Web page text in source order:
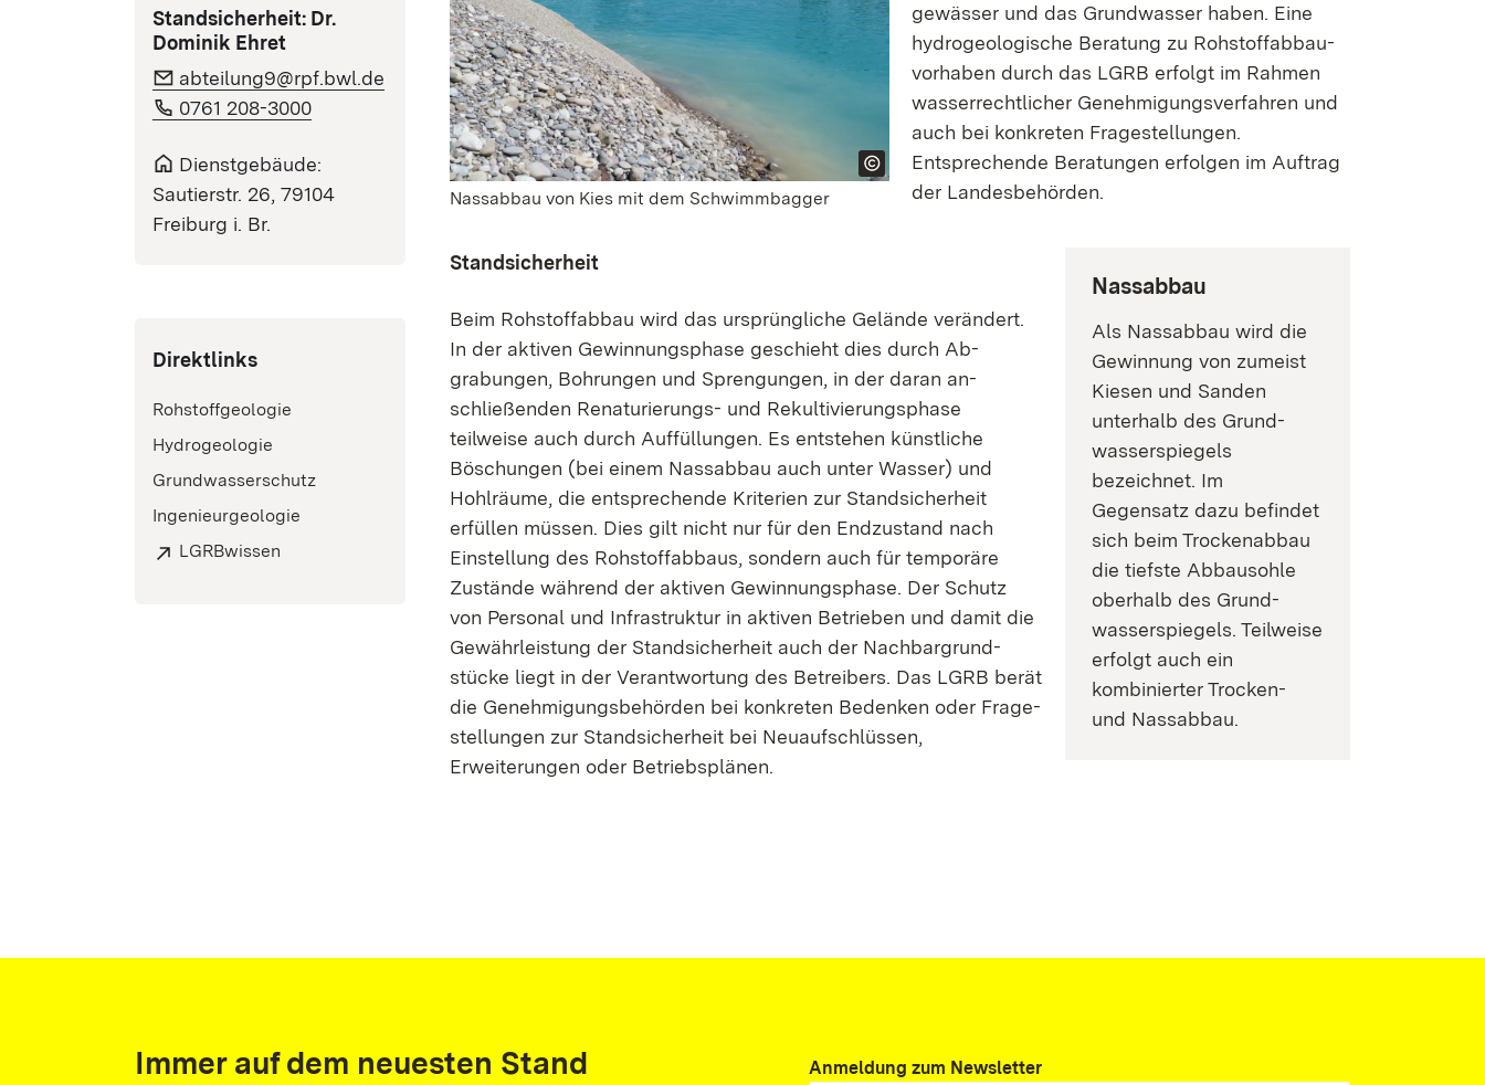
Standsicherheit: Dr.
Dominik Ehret
abteilung9@rpf.bwl.de
0761 208-3000
Dienstgebäude:
Sautierstr. 26, 79104
Freiburg i. Br.
Direktlinks
Rohstoffgeologie
Hydrogeologie
Grundwasserschutz
Ingenieurgeologie
LGRBwissen
Nassabbau von Kies mit dem Schwimmbagger
gewässer und das Grund­wasser haben. Eine
hydro­geologische Beratung zu Rohstoff­­abbau­­
vorhaben durch das LGRB erfolgt im Rahmen
wasser­rechtlicher Genehmigungs­verfahren und
auch bei konkreten Frage­stellungen.
Entsprechende Beratungen erfolgen im Auftrag
der Landes­behörden.
Standsicherheit
Beim Rohstoff­abbau wird das ursprüngliche Gelände verändert.
In der aktiven Gewinnungs­­phase geschieht dies durch Ab­
grabungen, Bohrungen und Sprengungen, in der daran an­
schließenden Renatu­­rierungs- und Rekulti­­­­vie­­rungs­­­­­phase
teilweise auch durch Auf­füllungen. Es entstehen künstliche
Böschungen (bei einem Nass­­abbau auch unter Wasser) und
Hohlräume, die entsprechende Kriterien zur Stand­­­­­­sicherheit
erfüllen müssen. Dies gilt nicht nur für den End­zustand nach
Einstellung des Rohstoff­­­abbaus, sondern auch für temporäre
Zustände während der aktiven Gewinnungs­­­­­phase. Der Schutz
von Personal und Infra­struktur in aktiven Betrieben und damit die
Gewähr­­leistung der Stand­sicherheit auch der Nach­bar­­­­­­­­grund­­­
stücke liegt in der Verantwortung des Betreibers. Das LGRB berät
die Genehmigungs­­­­­­­­behörden bei konkreten Bedenken oder Frage­­­­­­­­­­­­
stel­lun­gen zur Stand­­­­­­­­sicher­­heit bei Neu­­­­­­­auf­schlüssen,
Erweiterungen oder Betriebs­­­­­­­plänen.
Nassabbau
Als Nassabbau wird die
Gewinnung von zumeist
Kiesen und Sanden
unterhalb des Grund­­­­­­
wasser­­­­­­spiegels
bezeichnet. Im
Gegensatz dazu befindet
sich beim Trocken­abbau
die tiefste Abbausohle
oberhalb des Grund­­­­­­­
wasser­­­­­­­­­­­spiegels. Teilweise
erfolgt auch ein
kombinierter Trocken-
und Nassabbau.
Immer auf dem neuesten Stand Anmeldung zum Newsletter